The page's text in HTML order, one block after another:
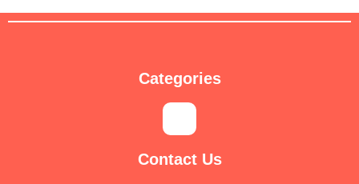
Categories
Contact Us